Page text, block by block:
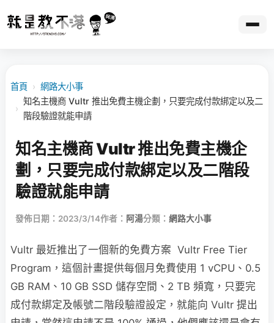
首頁 › 網路大小事
›
知名主機商 Vultr 推出免費主機企劃，只要完成付款綁定以及二
階段驗證就能申請
知名主機商 Vultr 推出免費主機企
劃，只要完成付款綁定以及二階段
驗證就能申請
發佈日期：2023/3/14作者： 阿湯分類： 網路大小事
Vultr 最近推出了一個新的免費方案 Vultr Free Tier
Program，這個計畫提供每個月免費使用 1 vCPU、 0.5
GB RAM、 10 GB SSD 儲存空間、 2 TB 頻寬，只要完
成付款綁定及帳號二階段驗證設定，就能向 Vultr 提出